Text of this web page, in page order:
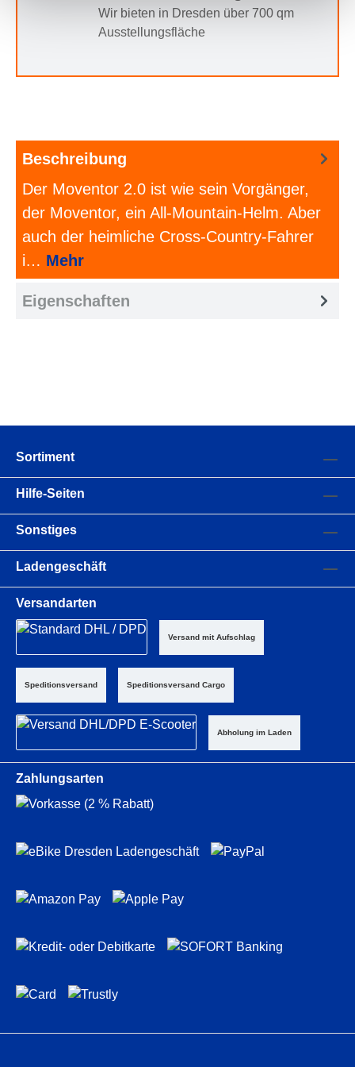
Wir bieten in Dresden über 700 qm
Ausstellungsfläche
Beschreibung
Der Moventor 2.0 ist wie sein Vorgänger,
der Moventor, ein All-Mountain-Helm. Aber
auch der heimliche Cross-Country-Fahrer
i… Mehr
Eigenschaften
Sortiment
Hilfe-Seiten
Sonstiges
Ladengeschäft
Versandarten
Versand mit Aufschlag
Speditionsversand Speditionsversand Cargo
Abholung im Laden
Zahlungsarten